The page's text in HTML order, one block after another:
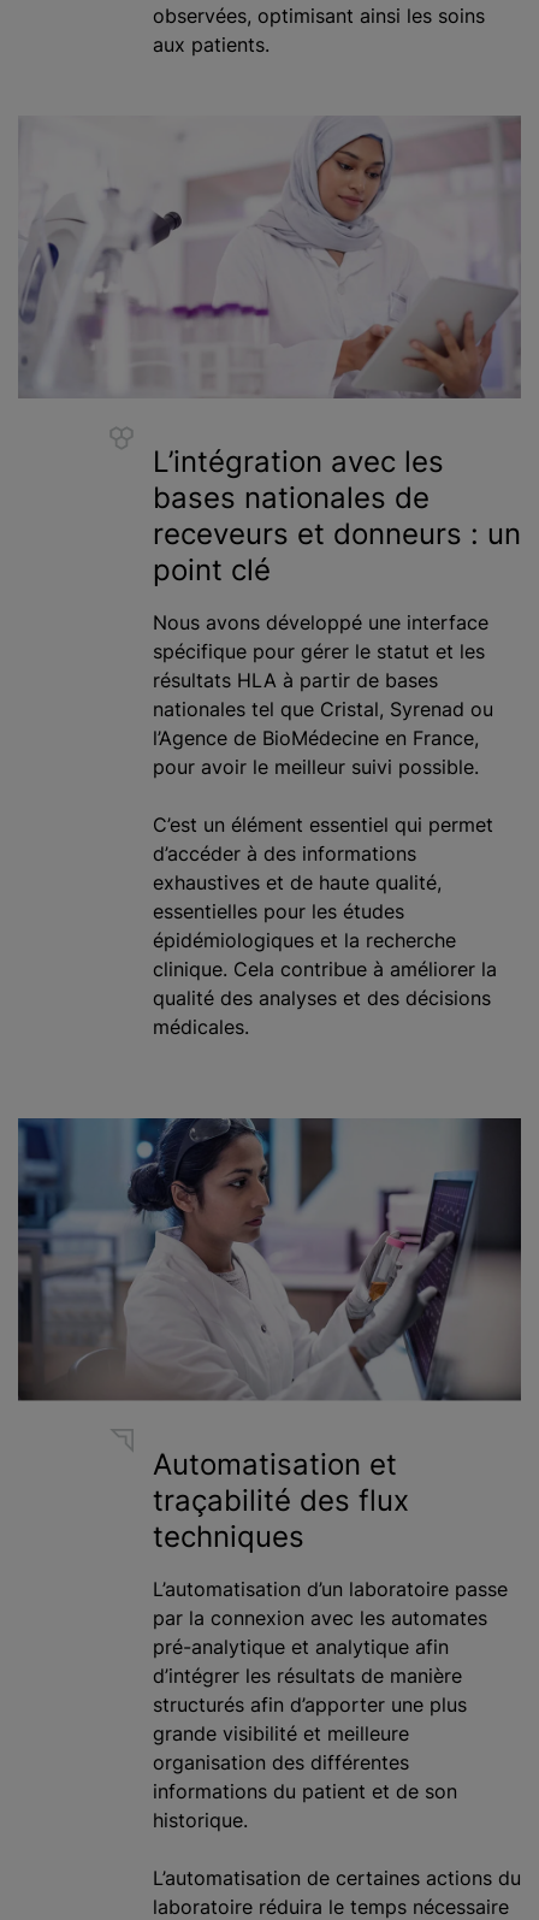
observées, optimisant ainsi les soins
aux patients.
L’intégration avec les
bases nationales de
receveurs et donneurs : un
point clé
Nous avons développé une interface
spécifique pour gérer le statut et les
résultats HLA à partir de bases
nationales tel que Cristal, Syrenad ou
l’Agence de BioMédecine en France,
pour avoir le meilleur suivi possible.
C’est un élément essentiel qui permet
d’accéder à des informations
exhaustives et de haute qualité,
essentielles pour les études
épidémiologiques et la recherche
clinique. Cela contribue à améliorer la
qualité des analyses et des décisions
médicales.
Automatisation et
traçabilité des flux
techniques
L’automatisation d’un laboratoire passe
par la connexion avec les automates
pré-analytique et analytique afin
d’intégrer les résultats de manière
structurés afin d’apporter une plus
grande visibilité et meilleure
organisation des différentes
informations du patient et de son
historique.
L’automatisation de certaines actions du
laboratoire réduira le temps nécessaire